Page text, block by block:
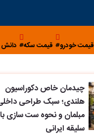
قیمت خودرو قیمت سکه دانش
چیدمان خاص دکوراسیون
هلندی؛ سبک طراحی
مبلمان و نحوه ست سازی با
سلیقه ایرانی